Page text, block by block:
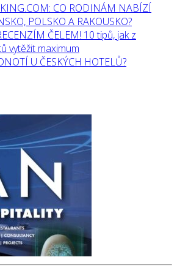
CO RODINÁM NABÍZÍ
POLSKO A RAKOUSKO?
ČELEM! 10 tipů, jak z
vytěžit maximum
U ČESKÝCH HOTELŮ?